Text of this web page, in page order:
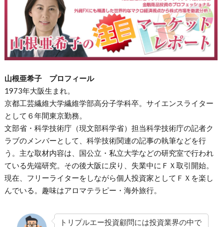
山根亜希子 プロフィール
1973年大阪生まれ。
京都工芸繊維大学繊維学部高分子学科卒。サイエンスライター
として６年間東京勤務。
文部省・科学技術庁（現文部科学省）担当科学技術庁の記者ク
ラブのメンバーとして、科学技術関連の記事の執筆などを行
う。主な取材内容は、国公立・私立大学などの研究室で行われ
ている先端研究。その後大阪に戻り、失業中にＦＸ取引開始。
現在、フリーライターをしながら個人投資家としてＦＸを楽し
んでいる。趣味はアロマテラピー・海外旅行。
トリプルエー投資顧問には投資業界の中で